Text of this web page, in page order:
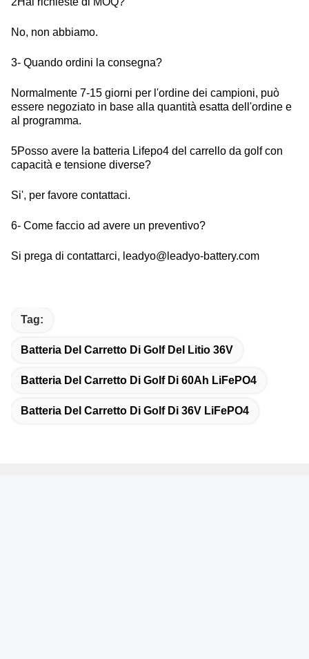
No, non abbiamo.
3- Quando ordini la consegna?
Normalmente 7-15 giorni per l'ordine dei campioni, può
essere negoziato in base alla quantità esatta dell'ordine e
al programma.
5Posso avere la batteria Lifepo4 del carrello da golf con
capacità e tensione diverse?
Si', per favore contattaci.
6- Come faccio ad avere un preventivo?
Si prega di contattarci, leadyo@leadyo-battery.com
Tag:
Batteria Del Carretto Di Golf Del Litio 36V
Batteria Del Carretto Di Golf Di 60Ah LiFePO4
Batteria Del Carretto Di Golf Di 36V LiFePO4